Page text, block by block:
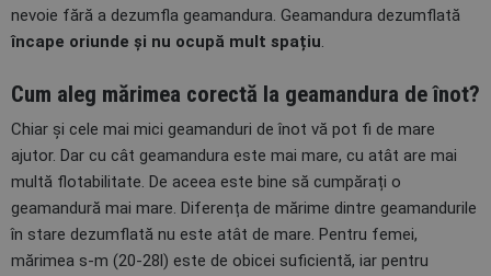
nevoie fără a dezumfla geamandura. Geamandura dezumflată
încape oriunde și nu ocupă mult spațiu.
Cum aleg mărimea corectă la geamandura de înot?
Chiar și cele mai mici geamanduri de înot vă pot fi de mare
ajutor. Dar cu cât geamandura este mai mare, cu atât are mai
multă flotabilitate. De aceea este bine să cumpărați o
geamandură mai mare. Diferența de mărime dintre geamandurile
în stare dezumflată nu este atât de mare. Pentru femei,
mărimea s-m (20-28l) este de obicei suficientă, iar pentru